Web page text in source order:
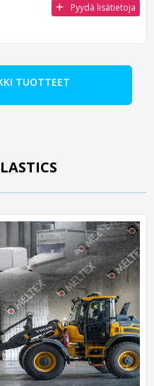
Pyydä lisätietoja
TUOTTEET